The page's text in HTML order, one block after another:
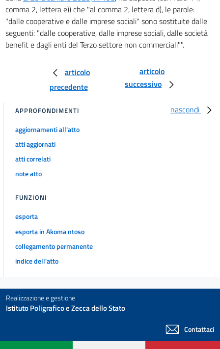
Lavoro a progetto e lavoro occasionale
61
62
63
67
74
PROCEDURE DI CERTIFICAZIONE
comma 2, lettera e)) che "al comma 2, lettera d), le parole:
"dalle cooperative e dalle imprese sociali" sono sostituite dalle
seguenti: "dalle cooperative, dalle imprese sociali, dalle società
benefit e dagli enti del Terzo settore non commerciali"".
articolo
precedente
articolo
successivo
nascondi
APPROFONDIMENTI
aggiornamenti all'atto
atti aggiornati
atti correlati
note atto
FUNZIONI
esporta
esporta in Akoma ntoso
collegamento permanente
indice dell'atto
Realizzazione e gestione
Istituto Poligrafico e Zecca dello Stato
Contattaci